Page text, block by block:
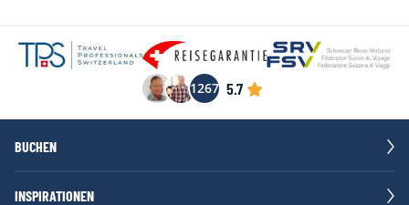
1267 5.7
BUCHEN
INSPIRATIONEN